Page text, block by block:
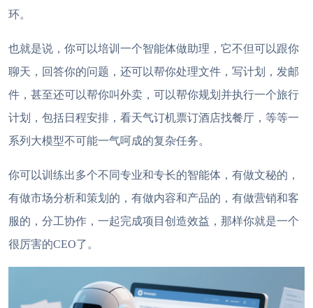
环。
也就是说，你可以培训一个智能体做助理，它不但可以跟你
聊天，回答你的问题，还可以帮你处理文件，写计划，发邮
件，甚至还可以帮你叫外卖，可以帮你规划并执行一个旅行
计划，包括日程安排，看天气订机票订酒店找餐厅，等等一
系列大模型不可能一气呵成的复杂任务。
你可以训练出多个不同专业和专长的智能体，有做文秘的，
有做市场分析和策划的，有做内容和产品的，有做营销和客
服的，分工协作，一起完成项目创造效益，那样你就是一个
很厉害的CEO了。